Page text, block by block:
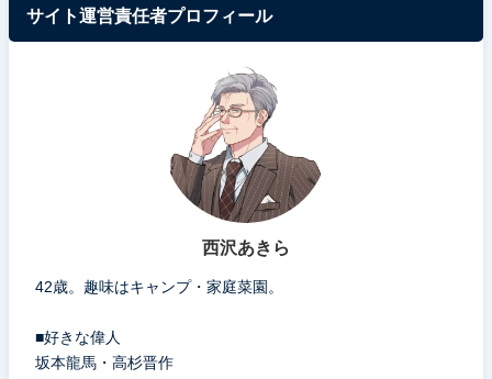
サイト運営責任者プロフィール
西沢あきら
42歳。趣味はキャンプ・家庭菜園。
■好きな偉人
坂本龍馬・高杉晋作